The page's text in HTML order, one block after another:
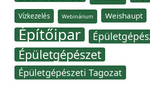
Vízkezelés Webinárium Weishaupt
Építőipar
Épületgépészet
Épületgépészeti Tagozat